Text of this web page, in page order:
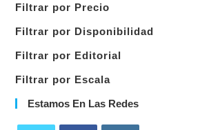
categoría
Filtrar por Precio
Filtrar por Disponibilidad
Filtrar por Editorial
Filtrar por Escala
Estamos En Las Redes